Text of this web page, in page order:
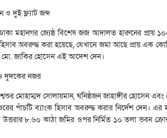
ও দুই ফ্ল্যাট জব্দ
মহানগর জ্যেষ্ঠ বিশেষ জজ আদালত হারুনের প্রায়
হিসাব অবরুদ্ধ করা হয়েছে, যেখানে জমা আছে প্রায় এক
মো. জাকির হোসেন এই আদেশ দেন।
দুদকের নজর
মোহাম্মদ সোলায়মান, ঘনিষ্ঠজন জাহাঙ্গীর হোসেন
পাঁচটি ব্যাংক হিসাব অবরুদ্ধ করার নির্দেশ দেন। এর
উত্তরার ৮.৬০ কাঠা জমির ওপর নির্মিত ১০ তলা ভবন